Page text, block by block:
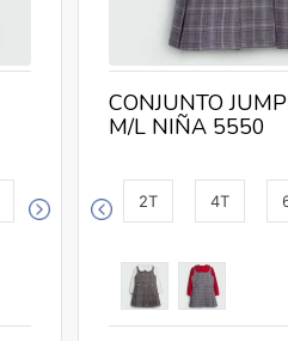
2T 4T
CONJUNTO
M/L NIÑA 5550